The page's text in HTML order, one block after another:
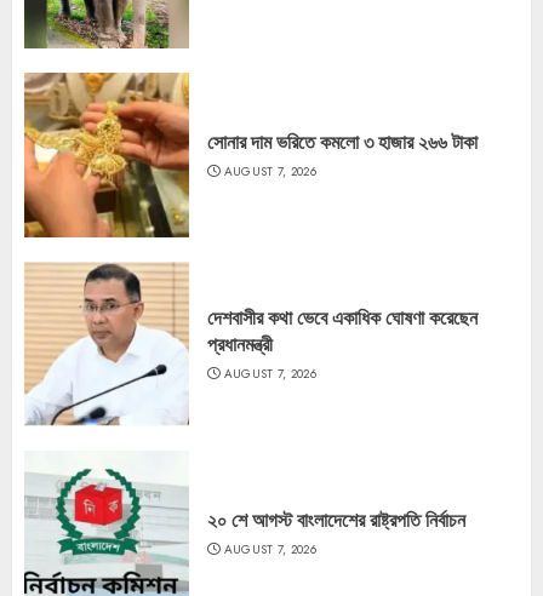
সোনার দাম ভরিতে কমলো ৩ হাজার ২৬৬ টাকা
AUGUST 7, 2026
দেশবাসীর কথা ভেবে একাধিক ঘোষণা করেছেন
প্রধানমন্ত্রী
AUGUST 7, 2026
২০ শে আগস্ট বাংলাদেশের রাষ্ট্রপতি নির্বাচন
AUGUST 7, 2026